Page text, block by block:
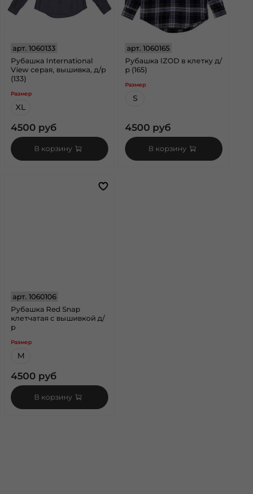
арт.1060133
Рубашка International
View серая, вышивка, д/р
(133)
Размер
XL
4500 руб
В корзину
арт.1060165
Рубашка IZOD в клетку д/
р (165)
Размер
S
4500 руб
В корзину
арт.1060106
Рубашка Red Snap
клетчатая с вышивкой д/
р
Размер
M
4500 руб
В корзину